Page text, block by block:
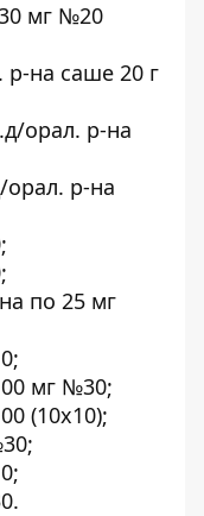
мг №20
на саше 20 г
орал. р-на
р-на
по 25 мг
мг №30;
(10х10);